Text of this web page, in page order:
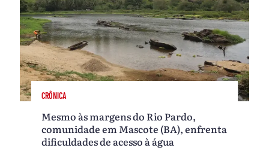
CRÔNICA
Mesmo às margens do Rio Pardo,
comunidade em Mascote (BA), enfrenta
dificuldades de acesso à água